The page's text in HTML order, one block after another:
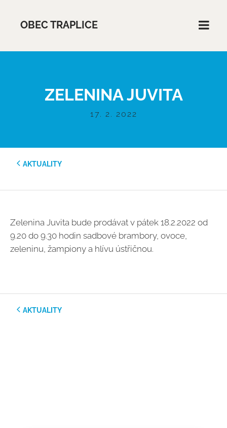
OBEC TRAPLICE
ZELENINA JUVITA
17. 2. 2022
AKTUALITY
Zelenina Juvita bude prodávat v pátek 18.2.2022 od
9.20 do 9.30 hodin sadbové brambory, ovoce,
zeleninu, žampiony a hlívu ústřičnou.
AKTUALITY